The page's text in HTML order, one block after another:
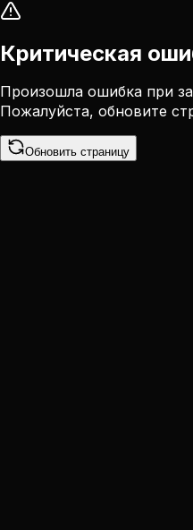
Критическая
Произошла ошибка при
Пожалуйста, обновите
Обновить страницу